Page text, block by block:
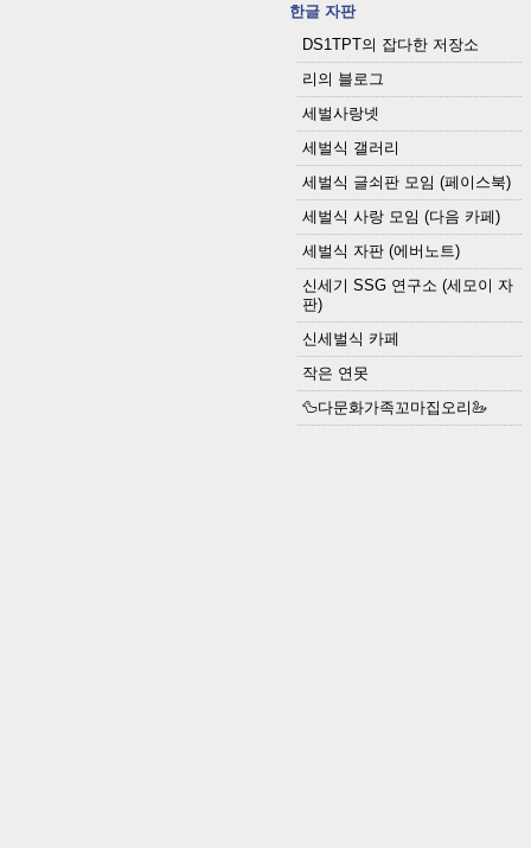
한글 자판
DS1TPT의 잡다한 저장소
리의 블로그
세벌사랑넷
세벌식 갤러리
세벌식 글쇠판 모임 (페이스북)
세벌식 사랑 모임 (다음 카페)
세벌식 자판 (에버노트)
신세기 SSG 연구소 (세모이 자
판)
신세벌식 카페
작은 연못
🦆다문화가족꼬마집오리🦢